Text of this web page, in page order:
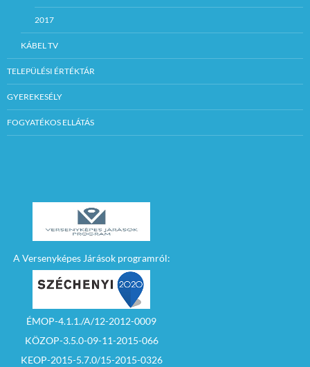
2017
KÁBEL TV
TELEPÜLÉSI ÉRTÉKTÁR
GYEREKESÉLY
FOGYATÉKOS ELLÁTÁS
A Versenyképes Járások programról:
ÉMOP-4.1.1./A/12-2012-0009
KÖZOP-3.5.0-09-11-2015-066
KEOP-2015-5.7.0/15-2015-0326